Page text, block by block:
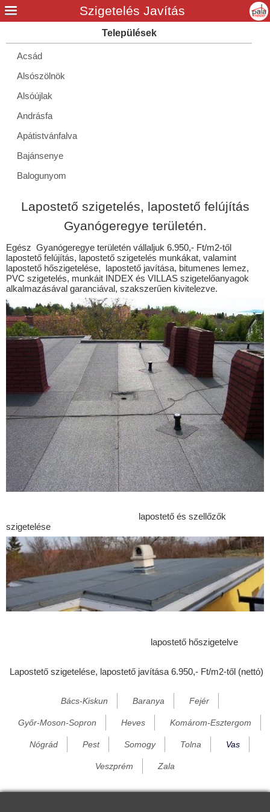
Acsád
Alsószölnök
Alsóújlak
Andrásfa
Apátistvánfalva
Bajánsenye
Balogunyom
Bérbaltavár
Bolhás
Borsodivánka
Borsodszentgyörgy
Borzavár
Börzönce
Bucsu
Bükkábrány
Cák
Celldömölk
Chernelházadamonya
Csákánydoroszló
Csánig
Csehi
Csempeszkopács
Csénye
Csepreg
Csörötnek
Domony
Egyházashollós
Lapostető szigetelés, lapostető felújítás
Gyanógeregye területén.
Egész Gyanógeregye területén vállaljuk 6.950,- Ft/m2-től
lapostető felújítás, lapostető szigetelés munkákat, valamint
lapostető hőszigetelése, lapostető javítása, bitumenes lemez,
PVC szigetelés, munkáit INDEX és VILLAS szigetelőanyagok
alkalmazásával garanciával, szakszerűen kivitelezve.
lapostető és szellőzők
szigetelése
lapostető hőszigetelve
Lapostető szigetelése, lapostető javítása 6.950,- Ft/m2-től (nettó)
Bács-Kiskun Baranya Fejér
Győr-Moson-Sopron Heves Komárom-Esztergom
Nógrád Pest Somogy Tolna Vas
Veszprém Zala